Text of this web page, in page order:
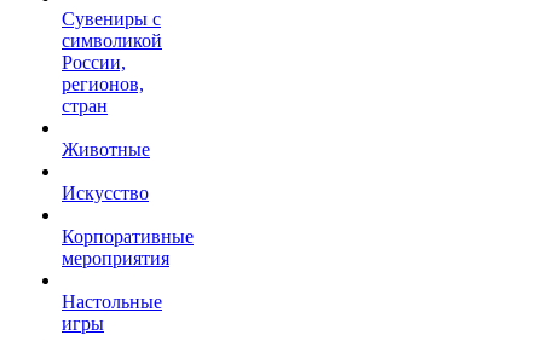
Сувениры с
символикой
России,
регионов,
стран
Животные
Искусство
Корпоративные
мероприятия
Настольные
игры